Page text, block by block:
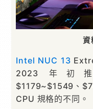
資
Intel NUC 13
2023 年初
$1179~$1549、
CPU 規格的不同。